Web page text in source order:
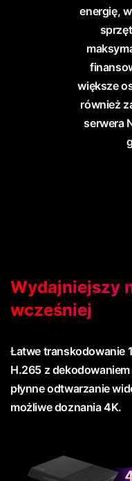
energię,
większe
również
serwera
Wydajniejszy
wcześniej
Łatwe transkodowanie
H.265 z
płynne odtwarzanie
możliwe doznania 4K.